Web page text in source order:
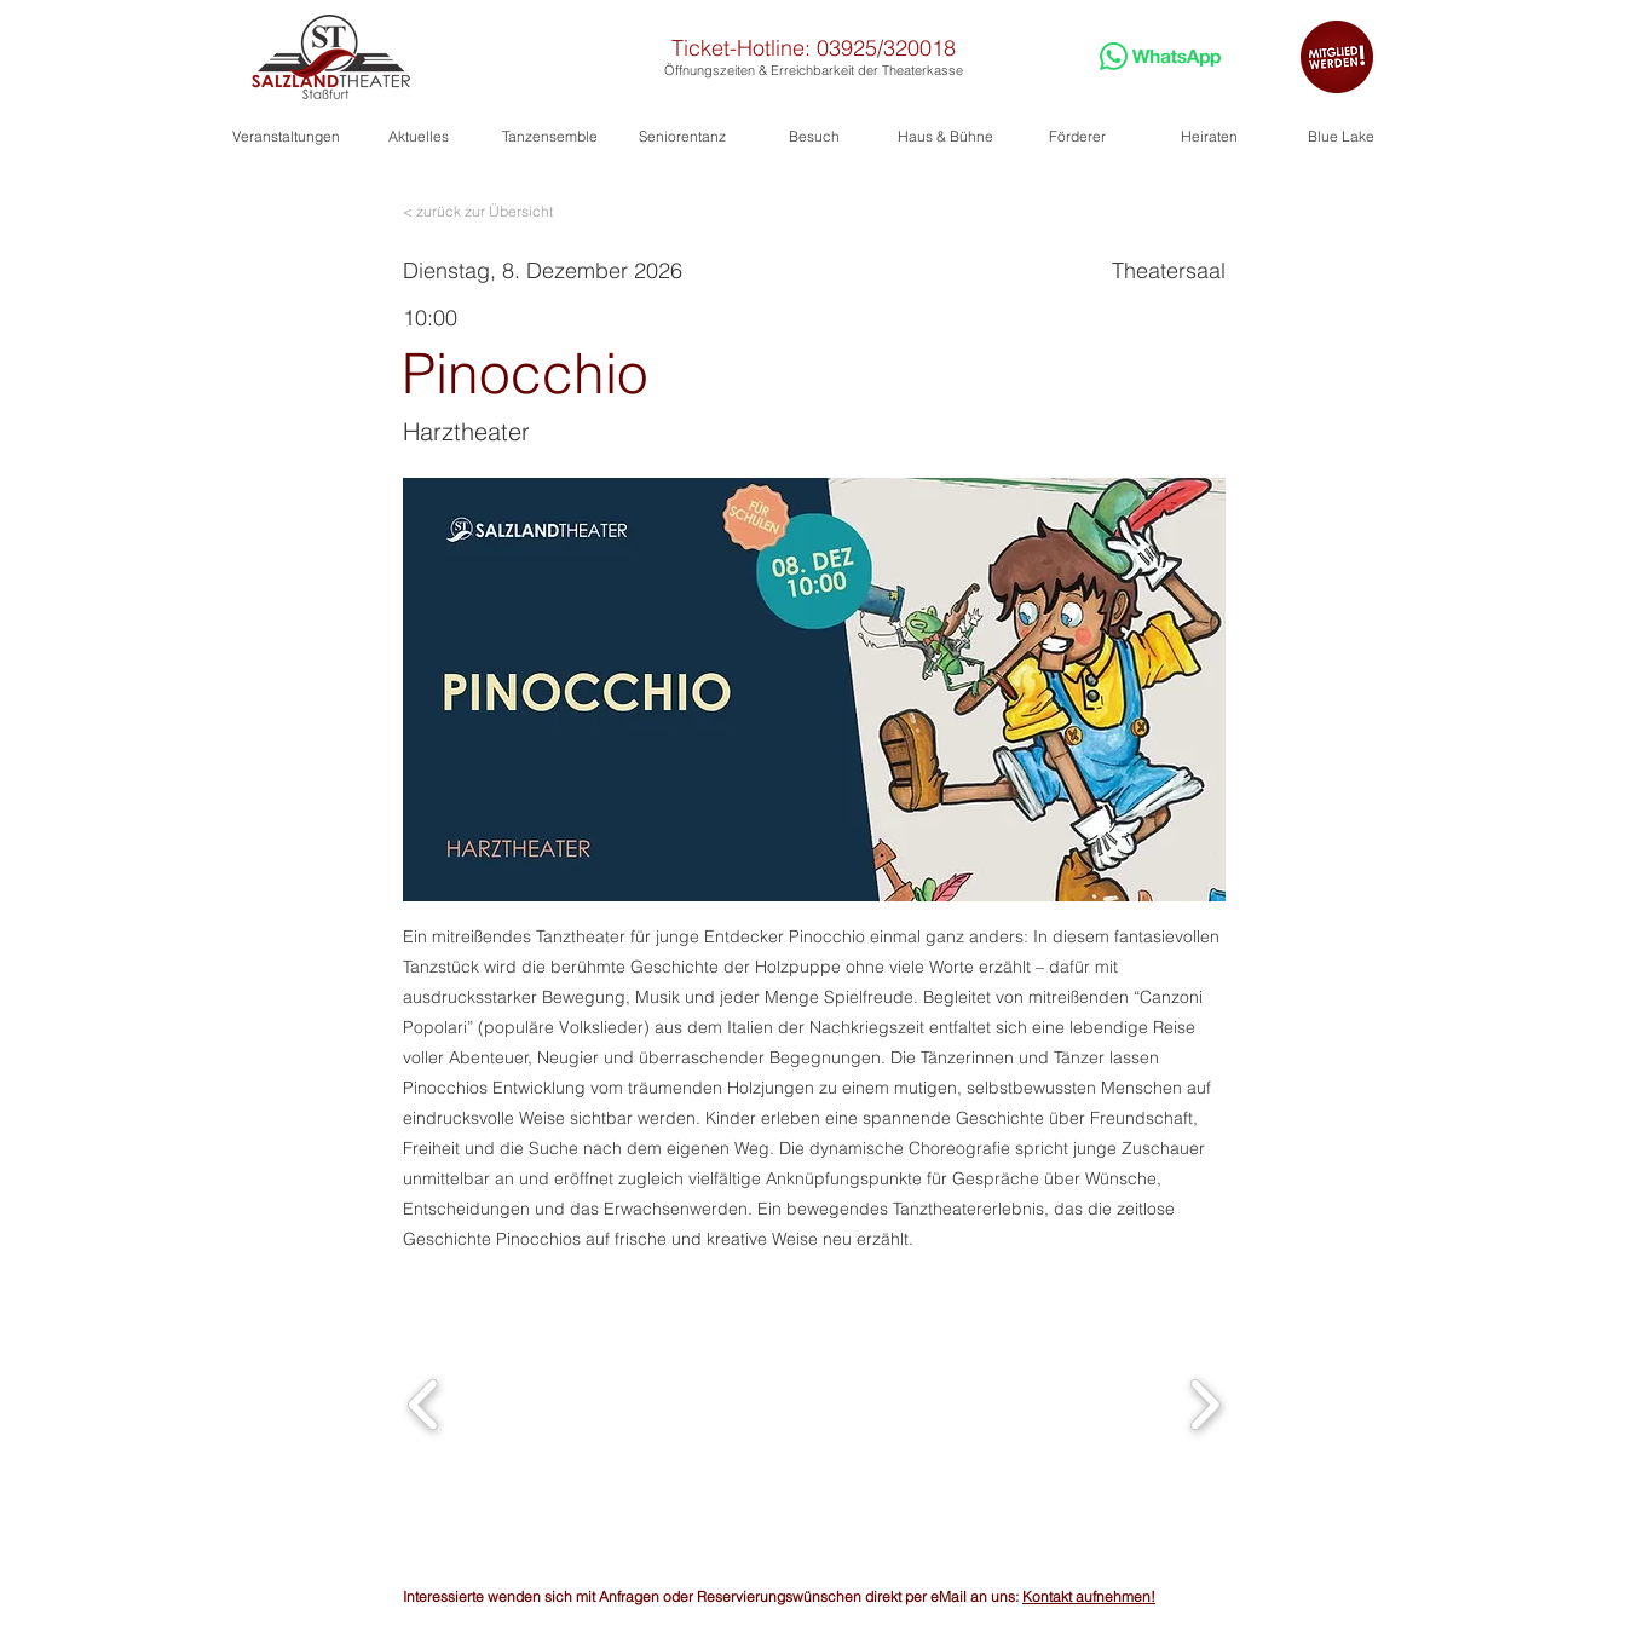
Ticket-Hotline: 03925/320018
Öffnungszeiten & Erreichbarkeit der Theaterkasse
Veranstaltungen Aktuelles Tanzensemble Seniorentanz Besuch Haus & Bühne Förderer Heiraten Blue Lake
< zurück zur Übersicht
Dienstag, 8. Dezember 2026
Theatersaal
10:00
Pinocchio
Harztheater
Ein mitreißendes Tanztheater für junge Entdecker Pinocchio einmal ganz anders: In diesem fantasievollen
Tanzstück wird die berühmte Geschichte der Holzpuppe ohne viele Worte erzählt – dafür mit
ausdrucksstarker Bewegung, Musik und jeder Menge Spielfreude. Begleitet von mitreißenden “Canzoni
Popolari” (populäre Volkslieder) aus dem Italien der Nachkriegszeit entfaltet sich eine lebendige Reise
voller Abenteuer, Neugier und überraschender Begegnungen. Die Tänzerinnen und Tänzer lassen
Pinocchios Entwicklung vom träumenden Holzjungen zu einem mutigen, selbstbewussten Menschen auf
eindrucksvolle Weise sichtbar werden. Kinder erleben eine spannende Geschichte über Freundschaft,
Freiheit und die Suche nach dem eigenen Weg. Die dynamische Choreografie spricht junge Zuschauer
unmittelbar an und eröffnet zugleich vielfältige Anknüpfungspunkte für Gespräche über Wünsche,
Entscheidungen und das Erwachsenwerden. Ein bewegendes Tanztheatererlebnis, das die zeitlose
Geschichte Pinocchios auf frische und kreative Weise neu erzählt.
Interessierte wenden sich mit Anfragen oder Reservierungswünschen direkt per eMail an uns: Kontakt aufnehmen!